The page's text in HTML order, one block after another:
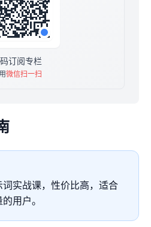
订阅专栏
微信扫一扫
实战课，性价比高，适合
用户。